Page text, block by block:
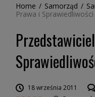
Home / Samorząd /
Prawa i Sprawiedliwości
18 września 2011